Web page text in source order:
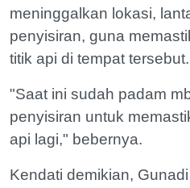
meninggalkan lokasi,
penyisiran, guna
titik api di tempat tersebut.
"Saat ini sudah padam
penyisiran untuk
api lagi," bebernya.
Kendati demikian,